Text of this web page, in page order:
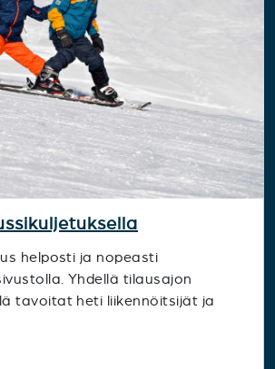
helposti ja nopeasti
Yhdellä tilausajon
tavoitat heti liikennöitsijät ja